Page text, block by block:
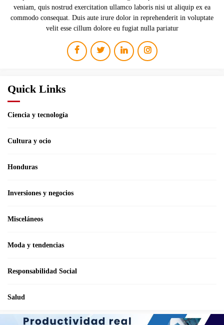
veniam, quis nostrud exercitation ullamco laboris nisi ut aliquip ex ea
commodo consequat. Duis aute irure dolor in reprehenderit in voluptate
velit esse cillum dolore eu fugiat nulla pariatur
Quick Links
Ciencia y tecnología
Cultura y ocio
Honduras
Inversiones y negocios
Misceláneos
Moda y tendencias
Responsabilidad Social
Salud